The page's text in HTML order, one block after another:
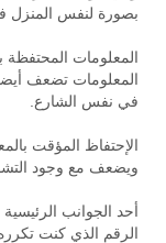
بصورة لنفس المنزل
المعلومات المحتفظة
المعلومات تضعف
في نفس الشارع.
الإحتفاظ المؤقت
ويضعف مع وجود
أحد الجوانب
الرقم الذي كنت